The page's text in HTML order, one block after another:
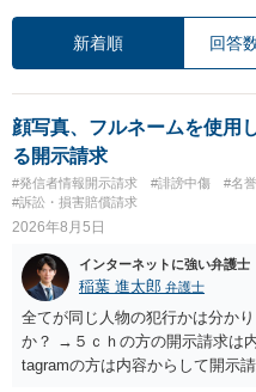
新着順 回答
顔写真、フルネームを使用
る開示請求
#発信者情報開示請求 #誹謗中傷 #名
#訴訟・損害賠償請求
2026年8月5日
インターネットに強い弁護士
稲葉 進太郎 弁護士
全てが同じ人物の犯行かは分か
か？ →５ｃｈの方の開示請求は
tagramの方は内容からして開示